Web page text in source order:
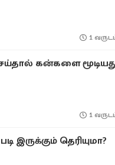
1
கன்களை
1
இருக்கும் தெரியுமா?